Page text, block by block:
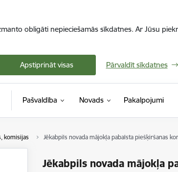
obligāti nepieciešamās sīkdatnes. Ar Jūsu
Apstiprināt visas Pārvaldīt sīkdatnes
Pašvaldība Novads Pakalpojumi
komisijas Jēkabpils novada mājokļa pabalsta piešķiršanas
Jēkabpils novada mājokļa